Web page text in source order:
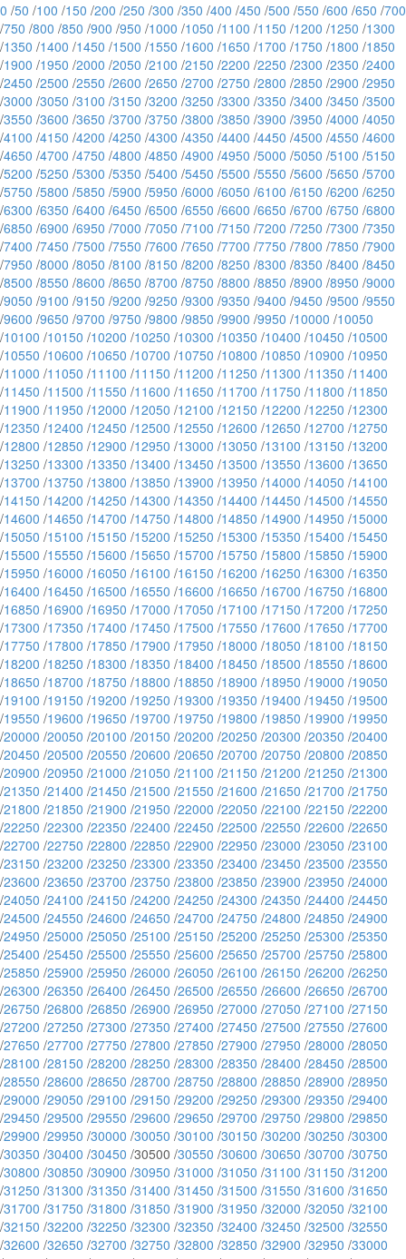
0 /50 /100 /150 /200 /250 /300 /350 /400 /450 /500 /550 /600 /650 /700
/750 /800 /850 /900 /950 /1000 /1050 /1100 /1150 /1200 /1250 /1300
/1350 /1400 /1450 /1500 /1550 /1600 /1650 /1700 /1750 /1800 /1850
/1900 /1950 /2000 /2050 /2100 /2150 /2200 /2250 /2300 /2350 /2400
/2450 /2500 /2550 /2600 /2650 /2700 /2750 /2800 /2850 /2900 /2950
/3000 /3050 /3100 /3150 /3200 /3250 /3300 /3350 /3400 /3450 /3500
/3550 /3600 /3650 /3700 /3750 /3800 /3850 /3900 /3950 /4000 /4050
/4100 /4150 /4200 /4250 /4300 /4350 /4400 /4450 /4500 /4550 /4600
/4650 /4700 /4750 /4800 /4850 /4900 /4950 /5000 /5050 /5100 /5150
/5200 /5250 /5300 /5350 /5400 /5450 /5500 /5550 /5600 /5650 /5700
/5750 /5800 /5850 /5900 /5950 /6000 /6050 /6100 /6150 /6200 /6250
/6300 /6350 /6400 /6450 /6500 /6550 /6600 /6650 /6700 /6750 /6800
/6850 /6900 /6950 /7000 /7050 /7100 /7150 /7200 /7250 /7300 /7350
/7400 /7450 /7500 /7550 /7600 /7650 /7700 /7750 /7800 /7850 /7900
/7950 /8000 /8050 /8100 /8150 /8200 /8250 /8300 /8350 /8400 /8450
/8500 /8550 /8600 /8650 /8700 /8750 /8800 /8850 /8900 /8950 /9000
/9050 /9100 /9150 /9200 /9250 /9300 /9350 /9400 /9450 /9500 /9550
/9600 /9650 /9700 /9750 /9800 /9850 /9900 /9950 /10000 /10050
/10100 /10150 /10200 /10250 /10300 /10350 /10400 /10450 /10500
/10550 /10600 /10650 /10700 /10750 /10800 /10850 /10900 /10950
/11000 /11050 /11100 /11150 /11200 /11250 /11300 /11350 /11400
/11450 /11500 /11550 /11600 /11650 /11700 /11750 /11800 /11850
/11900 /11950 /12000 /12050 /12100 /12150 /12200 /12250 /12300
/12350 /12400 /12450 /12500 /12550 /12600 /12650 /12700 /12750
/12800 /12850 /12900 /12950 /13000 /13050 /13100 /13150 /13200
/13250 /13300 /13350 /13400 /13450 /13500 /13550 /13600 /13650
/13700 /13750 /13800 /13850 /13900 /13950 /14000 /14050 /14100
/14150 /14200 /14250 /14300 /14350 /14400 /14450 /14500 /14550
/14600 /14650 /14700 /14750 /14800 /14850 /14900 /14950 /15000
/15050 /15100 /15150 /15200 /15250 /15300 /15350 /15400 /15450
/15500 /15550 /15600 /15650 /15700 /15750 /15800 /15850 /15900
/15950 /16000 /16050 /16100 /16150 /16200 /16250 /16300 /16350
/16400 /16450 /16500 /16550 /16600 /16650 /16700 /16750 /16800
/16850 /16900 /16950 /17000 /17050 /17100 /17150 /17200 /17250
/17300 /17350 /17400 /17450 /17500 /17550 /17600 /17650 /17700
/17750 /17800 /17850 /17900 /17950 /18000 /18050 /18100 /18150
/18200 /18250 /18300 /18350 /18400 /18450 /18500 /18550 /18600
/18650 /18700 /18750 /18800 /18850 /18900 /18950 /19000 /19050
/19100 /19150 /19200 /19250 /19300 /19350 /19400 /19450 /19500
/19550 /19600 /19650 /19700 /19750 /19800 /19850 /19900 /19950
/20000 /20050 /20100 /20150 /20200 /20250 /20300 /20350 /20400
/20450 /20500 /20550 /20600 /20650 /20700 /20750 /20800 /20850
/20900 /20950 /21000 /21050 /21100 /21150 /21200 /21250 /21300
/21350 /21400 /21450 /21500 /21550 /21600 /21650 /21700 /21750
/21800 /21850 /21900 /21950 /22000 /22050 /22100 /22150 /22200
/22250 /22300 /22350 /22400 /22450 /22500 /22550 /22600 /22650
/22700 /22750 /22800 /22850 /22900 /22950 /23000 /23050 /23100
/23150 /23200 /23250 /23300 /23350 /23400 /23450 /23500 /23550
/23600 /23650 /23700 /23750 /23800 /23850 /23900 /23950 /24000
/24050 /24100 /24150 /24200 /24250 /24300 /24350 /24400 /24450
/24500 /24550 /24600 /24650 /24700 /24750 /24800 /24850 /24900
/24950 /25000 /25050 /25100 /25150 /25200 /25250 /25300 /25350
/25400 /25450 /25500 /25550 /25600 /25650 /25700 /25750 /25800
/25850 /25900 /25950 /26000 /26050 /26100 /26150 /26200 /26250
/26300 /26350 /26400 /26450 /26500 /26550 /26600 /26650 /26700
/26750 /26800 /26850 /26900 /26950 /27000 /27050 /27100 /27150
/27200 /27250 /27300 /27350 /27400 /27450 /27500 /27550 /27600
/27650 /27700 /27750 /27800 /27850 /27900 /27950 /28000 /28050
/28100 /28150 /28200 /28250 /28300 /28350 /28400 /28450 /28500
/28550 /28600 /28650 /28700 /28750 /28800 /28850 /28900 /28950
/29000 /29050 /29100 /29150 /29200 /29250 /29300 /29350 /29400
/29450 /29500 /29550 /29600 /29650 /29700 /29750 /29800 /29850
/29900 /29950 /30000 /30050 /30100 /30150 /30200 /30250 /30300
/30350 /30400 /30450 /30500 /30550 /30600 /30650 /30700 /30750
/30800 /30850 /30900 /30950 /31000 /31050 /31100 /31150 /31200
/31250 /31300 /31350 /31400 /31450 /31500 /31550 /31600 /31650
/31700 /31750 /31800 /31850 /31900 /31950 /32000 /32050 /32100
/32150 /32200 /32250 /32300 /32350 /32400 /32450 /32500 /32550
/32600 /32650 /32700 /32750 /32800 /32850 /32900 /32950 /33000